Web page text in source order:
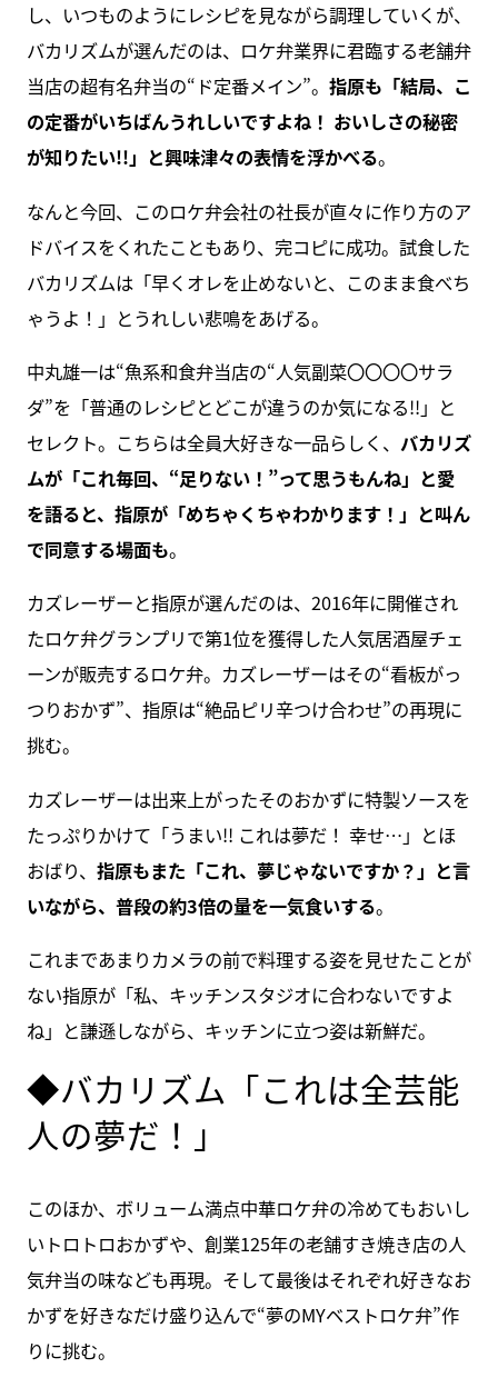
し、いつものようにレシピを見ながら調理していくが、
バカリズムが選んだのは、ロケ弁業界に君臨する老舗弁
当店の超有名弁当の“ド定番メイン”。 指原も「結局、こ
の定番がいちばんうれしいですよね！ おいしさの秘密
が知りたい!!」と興味津々の表情を浮かべる。
なんと今回、このロケ弁会社の社長が直々に作り方のア
ドバイスをくれたこともあり、完コピに成功。試食した
バカリズムは「早くオレを止めないと、このまま食べち
ゃうよ！」とうれしい悲鳴をあげる。
中丸雄一は“魚系和食弁当店の“人気副菜〇〇〇〇サラ
ダ”を「普通のレシピとどこが違うのか気になる!!」と
セレクト。こちらは全員大好きな一品らしく、 バカリズ
ムが「これ毎回、“足りない！”って思うもんね」と愛
を語ると、指原が「めちゃくちゃわかります！」と叫ん
で同意する場面も。
カズレーザーと指原が選んだのは、2016年に開催され
たロケ弁グランプリで第1位を獲得した人気居酒屋チェ
ーンが販売するロケ弁。カズレーザーはその“看板がっ
つりおかず”、指原は“絶品ピリ辛つけ合わせ”の再現に
挑む。
カズレーザーは出来上がったそのおかずに特製ソースを
たっぷりかけて「うまい!! これは夢だ！ 幸せ…」とほ
おばり、 指原もまた「これ、夢じゃないですか？」と言
いながら、普段の約3倍の量を一気食いする。
これまであまりカメラの前で料理する姿を見せたことが
ない指原が「私、キッチンスタジオに合わないですよ
ね」と謙遜しながら、キッチンに立つ姿は新鮮だ。
◆バカリズム「これは全芸能
人の夢だ！」
このほか、ボリューム満点中華ロケ弁の冷めてもおいし
いトロトロおかずや、創業125年の老舗すき焼き店の人
気弁当の味なども再現。そして最後はそれぞれ好きなお
かずを好きなだけ盛り込んで“夢のMYベストロケ弁”作
りに挑む。